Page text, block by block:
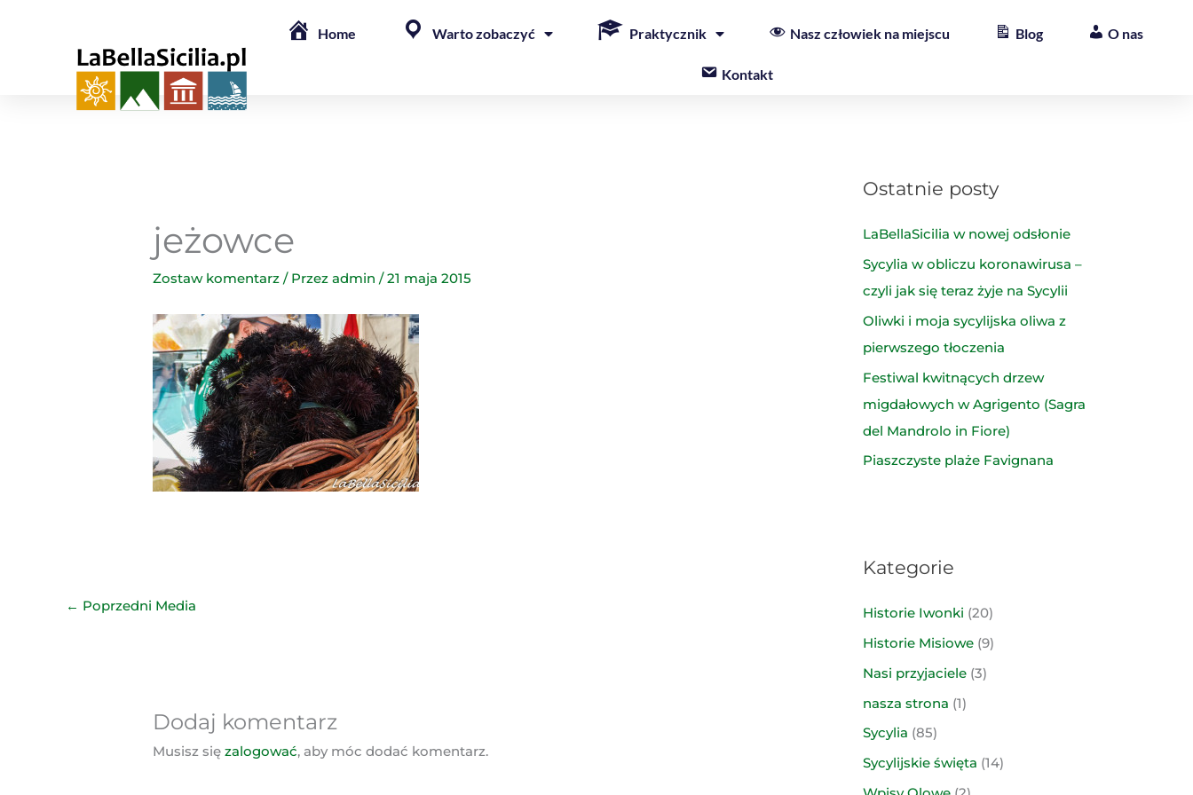
Home Warto zobaczyć Praktycznik Nasz człowiek na miejscu Blog O nas
Kontakt
jeżowce
Zostaw komentarz / Przezadmin/21 maja 2015
← Poprzedni Media
Dodaj komentarz
Musisz sięzalogować, aby móc dodać komentarz.
Ostatnie posty
LaBellaSicilia w nowej odsłonie
Sycylia w obliczu koronawirusa –
czyli jak się teraz żyje na Sycylii
Oliwki i moja sycylijska oliwa z
pierwszego tłoczenia
Festiwal kwitnących drzew
migdałowych w Agrigento (Sagra
del Mandrolo in Fiore)
Piaszczyste plaże Favignana
Kategorie
Historie Iwonki (20)
Historie Misiowe (9)
Nasi przyjaciele (3)
nasza strona (1)
Sycylia (85)
Sycylijskie święta (14)